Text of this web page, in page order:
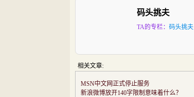
码头挑夫
TA的专栏： 码头挑夫
相关文章:
MSN中文网正式停止服务
新浪微博放开140字限制意味着什么？